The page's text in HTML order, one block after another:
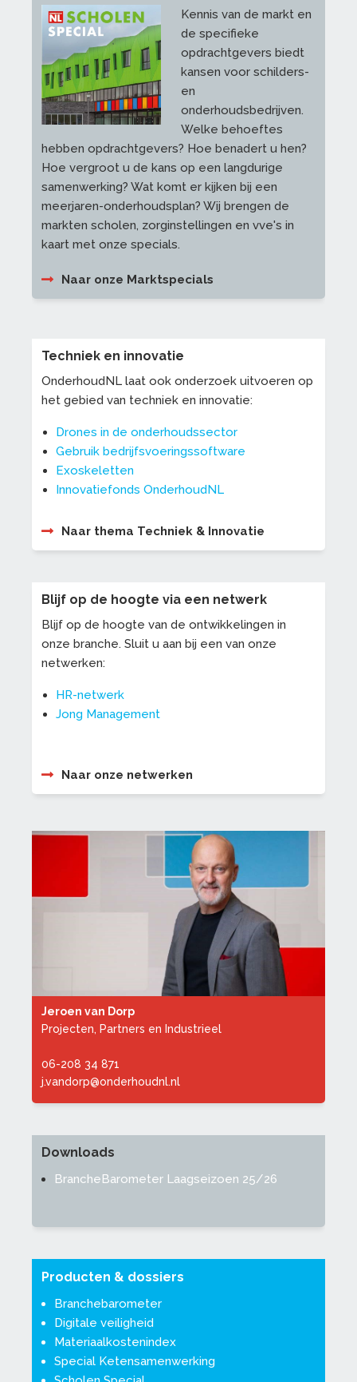
Kennis van de markt en
de specifieke
opdrachtgevers biedt
kansen voor schilders-
en
onderhoudsbedrijven.
Welke behoeftes
hebben opdrachtgevers? Hoe benadert u hen?
Hoe vergroot u de kans op een langdurige
samenwerking? Wat komt er kijken bij een
meerjaren-onderhoudsplan? Wij brengen de
markten scholen, zorginstellingen en vve's in
kaart met onze specials.
Naar onze Marktspecials
Techniek en innovatie
OnderhoudNL laat ook onderzoek uitvoeren op
het gebied van techniek en innovatie:
Drones in de onderhoudssector
Gebruik bedrijfsvoeringssoftware
Exoskeletten
Innovatiefonds OnderhoudNL
Naar thema Techniek & Innovatie
Blijf op de hoogte via een netwerk
Blijf op de hoogte van de ontwikkelingen in
onze branche. Sluit u aan bij een van onze
netwerken:
HR-netwerk
Jong Management
Naar onze netwerken
Jeroen van Dorp
Projecten, Partners en Industrieel
06-208 34 871
j.vandorp@onderhoudnl.nl
Downloads
BrancheBarometer Laagseizoen 25/26
Producten & dossiers
Branchebarometer
Digitale veiligheid
Materiaalkostenindex
Special Ketensamenwerking